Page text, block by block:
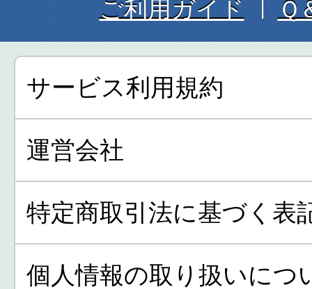
ご利用ガイド Ｑ
サービス利用規約
運営会社
特定商取引法に基づく表
個人情報の取り扱いにつ